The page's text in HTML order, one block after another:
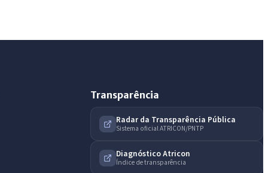
Transparência
Radar da Transparência Pública
Sistema oficial ATRICON/PNTP
Diagnóstico Atricon
Índice de transparência